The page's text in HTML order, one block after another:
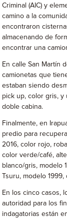
Criminal (AIC) y
camino a la
encontraron
almacenando de
encontrar una
En calle San Martín
camionetas que
estaban siendo
pick up, color gris, y
doble cabina.
Finalmente, en
predio para
2016, color rojo,
color verde/café,
blanco/gris, modelo
Tsuru, modelo
En los cinco casos,
autoridad para los
indagatorias están